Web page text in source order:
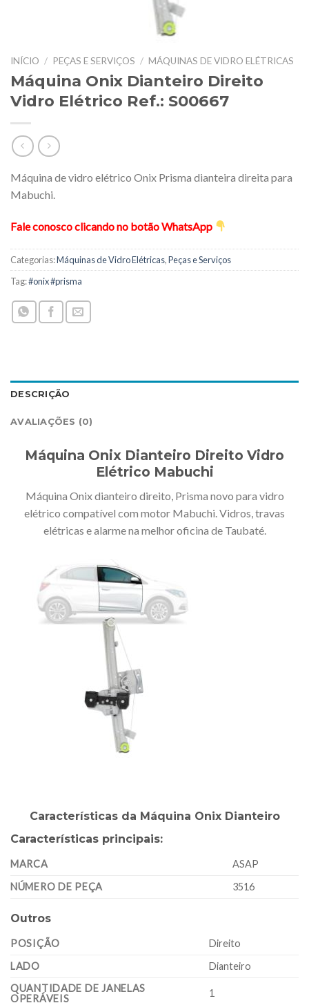
INÍCIO / PEÇAS E SERVIÇOS / MÁQUINAS DE VIDRO ELÉTRICAS
Máquina Onix Dianteiro Direito
Vidro Elétrico Ref.: S00667
Máquina de vidro elétrico Onix Prisma dianteira direita para
Mabuchi.
Fale conosco clicando no botão WhatsApp
Categorias:Máquinas de Vidro Elétricas,Peças e Serviços
Tag:#onix #prisma
DESCRIÇÃO
AVALIAÇÕES (0)
Máquina Onix Dianteiro Direito Vidro
Elétrico Mabuchi
Máquina Onix dianteiro direito, Prisma novo para vidro
elétrico compatível com motor Mabuchi. Vidros, travas
elétricas e alarme na melhor oficina de Taubaté.
Características da Máquina Onix Dianteiro
Características principais:
MARCA
ASAP
NÚMERO DE PEÇA
3516
Outros
POSIÇÃO
Direito
LADO
Dianteiro
QUANTIDADE DE JANELAS
OPERÁVEIS
1